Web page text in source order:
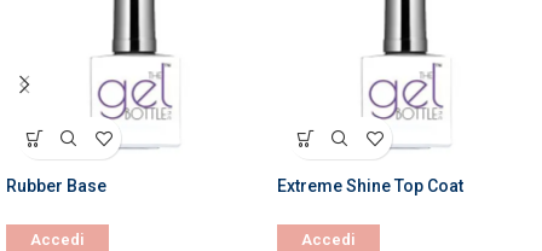
Rubber Base
Accedi
Extreme Shine Top Coat
Accedi